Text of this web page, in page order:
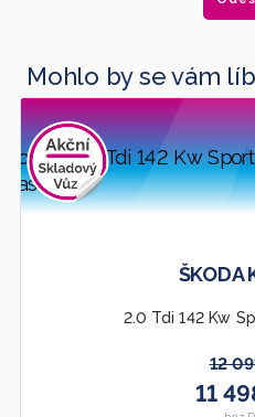
Mohlo by se vám
ŠKODA
2.0 Tdi 142 Kw
12
11